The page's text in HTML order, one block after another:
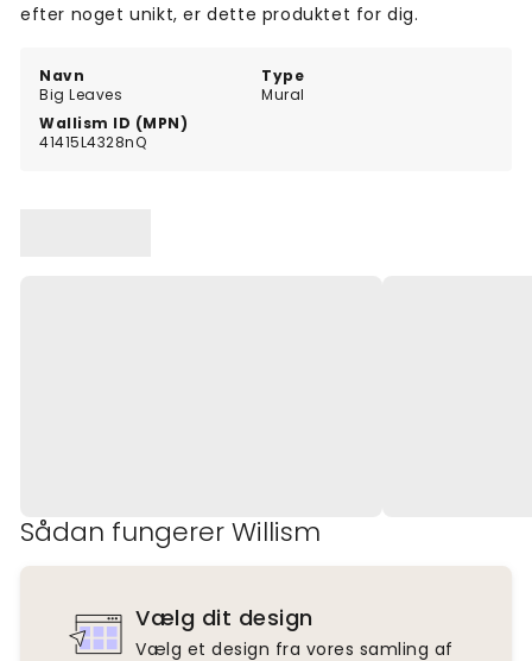
Navn
Big Leaves
Type
Mural
Wallism ID (MPN)
41415L4328nQ
efter noget unikt, er dette produktet for dig.
Sådan fungerer Willism
Vælg dit design
Vælg et design fra vores samling af